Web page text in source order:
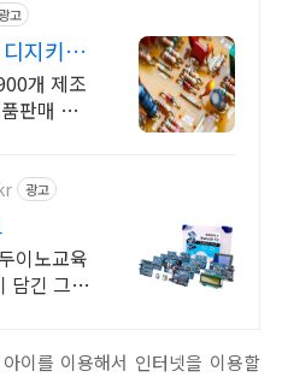
고
지키 6
송
개 제조
판매 초
광고
이노교육
담긴 그림
이를 이용해서 인터넷을 이용할